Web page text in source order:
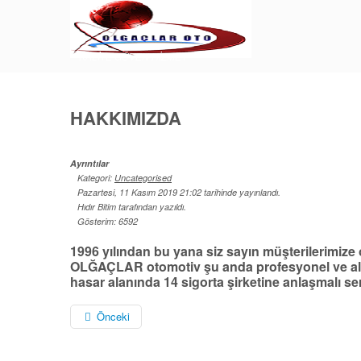
KALİTE GÜVEN HİZMET
HAKKIMIZDA
Ayrıntılar
Kategori: Uncategorised
Pazartesi, 11 Kasım 2019 21:02 tarihinde yayınlandı.
Hıdır Bitim tarafından yazıldı.
Gösterim: 6592
1996 yılından bu yana siz sayın
OLĞAÇLAR otomotiv şu anda profesyonel ve
hasar alanında 14 sigorta şirketine anlaşmalı
Önceki